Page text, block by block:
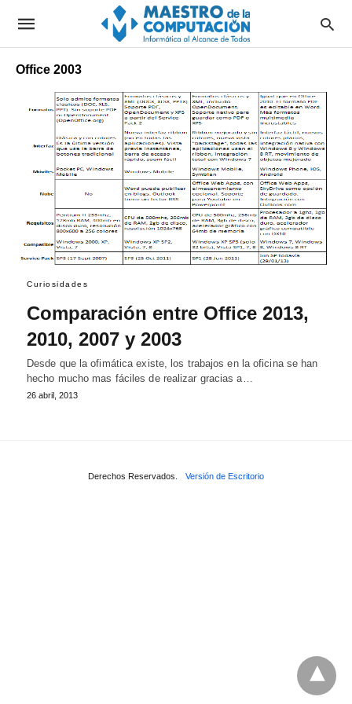
Office 2003
Curiosidades
Comparación entre Office 2013,
2010, 2007 y 2003
Desde que la ofimática existe, los trabajos en la oficina se han
hecho mucho mas fáciles de realizar gracias a…
26 abril, 2013
Derechos Reservados. Versión de Escritorio